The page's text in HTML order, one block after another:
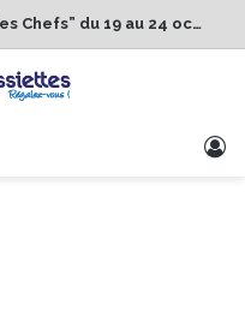
1er Édition de “La Semaine des Chefs” du 19 au 24 octobre 2026